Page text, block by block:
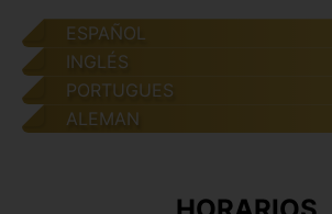
ESPAÑOL
INGLÉS
PORTUGUES
ALEMAN